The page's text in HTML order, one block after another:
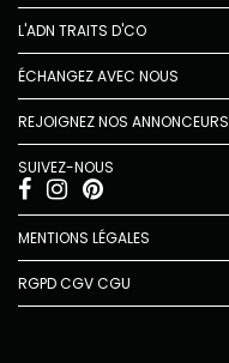
L'ADN TRAITS D'CO
ÉCHANGEZ AVEC NOUS
REJOIGNEZ NOS ANNONCEURS
SUIVEZ-NOUS
MENTIONS LÉGALES
RGPDCGVCGU